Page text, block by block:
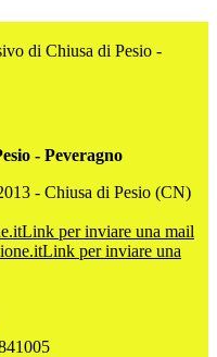
di Chiusa di Pesio -
- Peveragno
- Chiusa di Pesio (CN)
Link per inviare una mail
Link per inviare una